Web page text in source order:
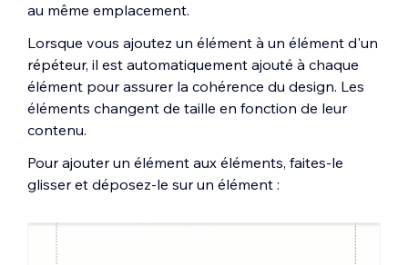
au même emplacement.
Lorsque vous ajoutez un élément à un élément d'un
répéteur, il est automatiquement ajouté à chaque
élément pour assurer la cohérence du design. Les
éléments changent de taille en fonction de leur
contenu.
Pour ajouter un élément aux éléments, faites-le
glisser et déposez-le sur un élément :